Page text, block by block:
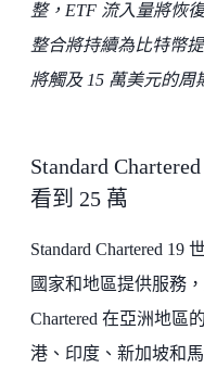
整，ETF 流入量將恢
整合將持續為比特幣
將觸及 15 萬美元的周
Standard
看到 25 萬
Standard Chartered
國家和地區提供服務
Chartered 在亞洲地區
港、印度、新加坡和